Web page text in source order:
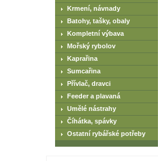
Krmení, návnady
Batohy, tašky, obaly
Kompletní výbava
Mořský rybolov
Kaprařina
Sumcařina
Přívlač, dravci
Feeder a plavaná
Umělé nástrahy
Číhátka, spávky
Ostatní rybářské potřeby